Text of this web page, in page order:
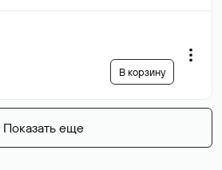
В корзину
Показать еще